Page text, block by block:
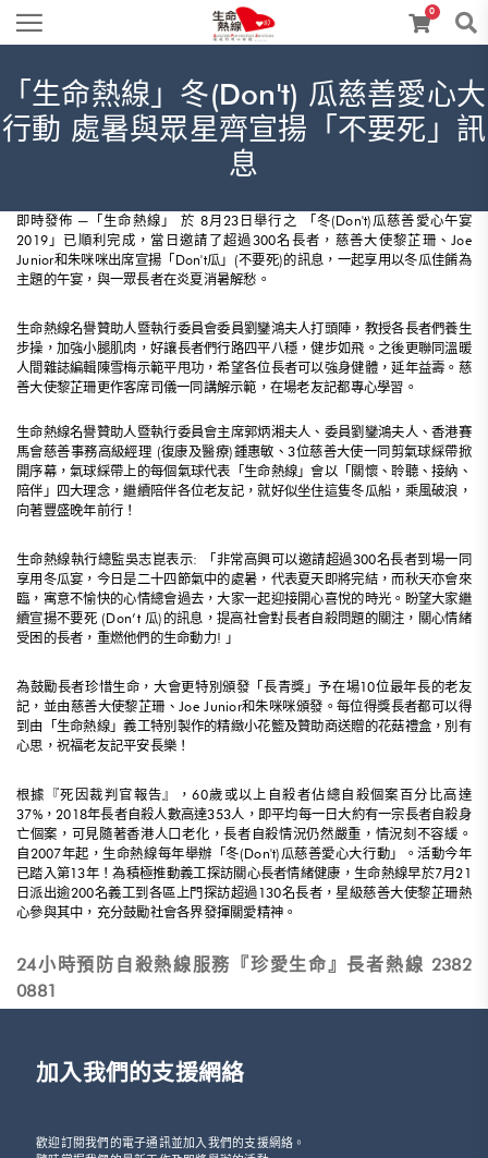
0
「生命熱線」冬(Don't) 瓜慈善愛心大
行動 處暑與眾星齊宣揚「不要死」訊
息
即時發佈 ─「生命熱線」 於 8月23日舉行之 「冬(Don't)瓜慈善愛心午宴
2019」已順利完成，當日邀請了超過300名長者，慈善大使黎芷珊、Joe
Junior和朱咪咪出席宣揚「Don't瓜」(不要死)的訊息，一起享用以冬瓜佳餚為
主題的午宴，與一眾長者在炎夏消暑解愁。
生命熱線名譽贊助人暨執行委員會委員劉鑾鴻夫人打頭陣，教授各長者們養生
步操，加強小腿肌肉，好讓長者們行路四平八穩，健步如飛。之後更聯同溫暖
人間雜誌編輯陳雪梅示範平甩功，希望各位長者可以強身健體，延年益壽。慈
善大使黎芷珊更作客席司儀一同講解示範，在場老友記都專心學習。
生命熱線名譽贊助人暨執行委員會主席郭炳湘夫人、委員劉鑾鴻夫人、香港賽
馬會慈善事務高級經理 (復康及醫療)鍾惠敏、3位慈善大使一同剪氣球綵帶掀
開序幕，氣球綵帶上的每個氣球代表「生命熱線」會以「關懷、聆聽、接納、
陪伴」四大理念，繼續陪伴各位老友記，就好似坐住這隻冬瓜船，乘風破浪，
向著豐盛晚年前行！
生命熱線執行總監吳志崑表示: 「非常高興可以邀請超過300名長者到場一同
享用冬瓜宴，今日是二十四節氣中的處暑，代表夏天即將完結，而秋天亦會來
臨，寓意不愉快的心情總會過去，大家一起迎接開心喜悅的時光。盼望大家繼
續宣揚不要死 (Don’t 瓜)的訊息，提高社會對長者自殺問題的關注，關心情緒
受困的長者，重燃他們的生命動力! 」
為鼓勵長者珍惜生命，大會更特別頒發「長青獎」予在場10位最年長的老友
記，並由慈善大使黎芷珊、Joe Junior和朱咪咪頒發。每位得獎長者都可以得
到由「生命熱線」義工特別製作的精緻小花籃及贊助商送贈的花菇禮盒，別有
心思，祝福老友記平安長樂！
根據『死因裁判官報告』，60歲或以上自殺者佔總自殺個案百分比高達
37%，2018年長者自殺人數高達353人，即平均每一日大約有一宗長者自殺身
亡個案，可見隨著香港人口老化，長者自殺情況仍然嚴重，情況刻不容緩。
自2007年起，生命熱線每年舉辦「冬(Don't)瓜慈善愛心大行動」。活動今年
已踏入第13年！為積極推動義工探訪關心長者情緒健康，生命熱線早於7月21
日派出逾200名義工到各區上門探訪超過130名長者，星級慈善大使黎芷珊熱
心參與其中，充分鼓勵社會各界發揮關愛精神。
24小時預防自殺熱線服務『珍愛生命』長者熱線 2382
0881
加入我們的支援網絡
歡迎訂閱我們的電子通訊並加入我們的支援網絡。